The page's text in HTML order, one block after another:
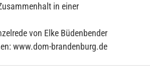
in einer
von Elke Büdenbender
www.dom-brandenburg.de